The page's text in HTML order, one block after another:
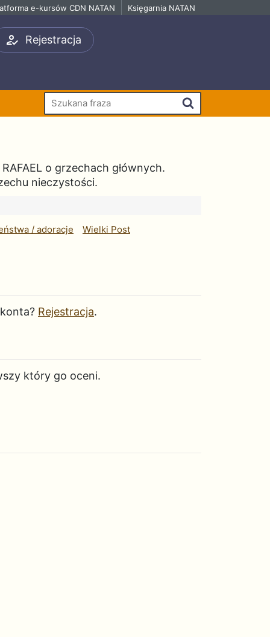
e-kursów CDN NATAN Księgarnia NATAN
Rejestracja
Szukaj
o grzechach głównych.
nieczystości.
/ adoracje Wielki Post
Rejestracja.
który go oceni.